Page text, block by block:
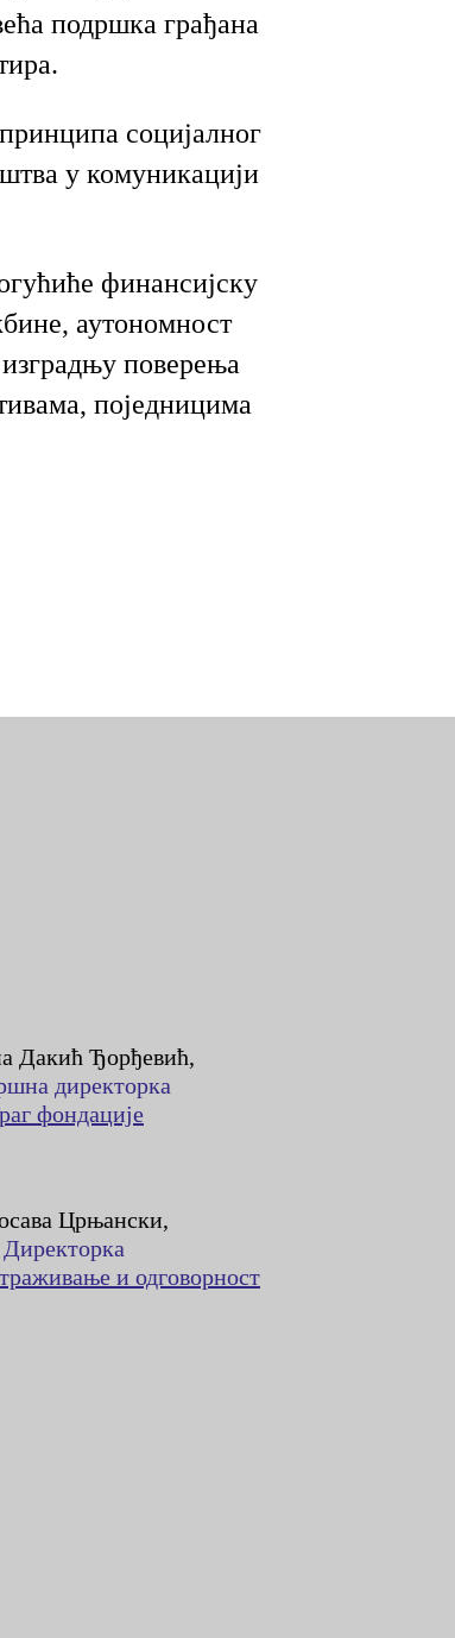
подршка грађана
социјалног
у комуникацији
финансијску
аутономност
поверења
поједницима
Дакић Ђорђевић,
директорка
фондације
Црњански,
Директорка
и одговорност